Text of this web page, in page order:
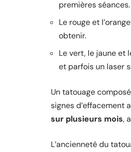
premières séances.
Le rouge et
obtenir.
Le vert, le jaune et
et parfois un laser
Un tatouage
signes d’effacement
sur plusieurs mois,
L’ancienneté du